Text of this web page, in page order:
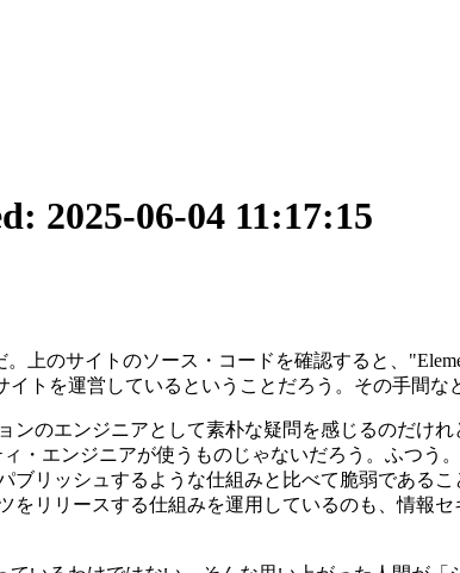
2025-06-04 11:17:15
上のサイトのソース・コードを確認すると、
トを運営しているということだろう。その手間な
のエンジニアとして素朴な疑問を感じるのだけれ
・エンジニアが使うものじゃないだろう。ふつう
リッシュするような仕組みと比べて脆弱である
リリースする仕組みを運用しているのも、情報